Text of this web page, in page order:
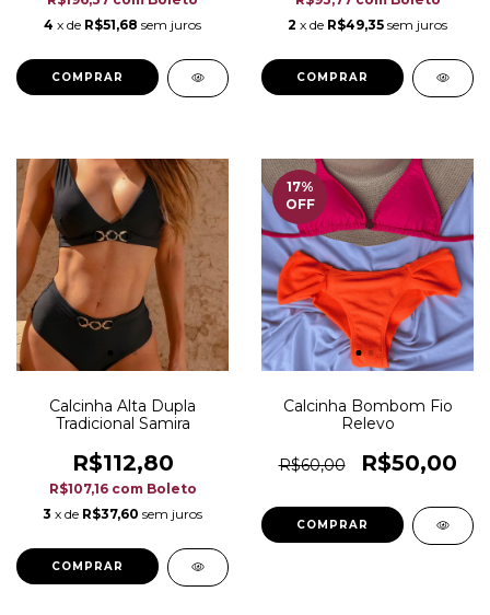
4 x de R$51,68 sem juros
COMPRAR
2 x de R$49,35 sem juros
COMPRAR
Calcinha Alta Dupla
Tradicional Samira
R$112,80
R$107,16 com Boleto
3 x de R$37,60 sem juros
COMPRAR
17%
OFF
Calcinha Bombom Fio
Relevo
R$60,00 R$50,00
COMPRAR